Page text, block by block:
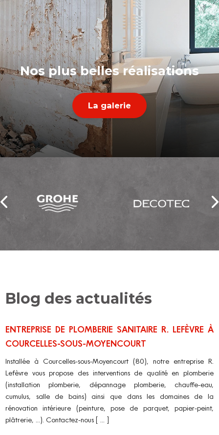
Nos plus belles réalisations
La galerie
Blog des actualités
ENTREPRISE DE PLOMBERIE SANITAIRE R. LEFÈVRE À
COURCELLES-SOUS-MOYENCOURT
Installée à Courcelles-sous-Moyencourt (80), notre entreprise R.
Lefèvre vous propose des interventions de qualité en plomberie
(installation plomberie, dépannage plomberie, chauffe-eau,
cumulus, salle de bains) ainsi que dans les domaines de la
rénovation intérieure (peinture, pose de parquet, papier-peint,
plâtrerie, ...). Contactez-nous [ ... ]